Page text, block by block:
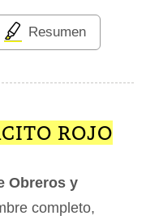
Resumen
ROJO
Obreros y
completo,